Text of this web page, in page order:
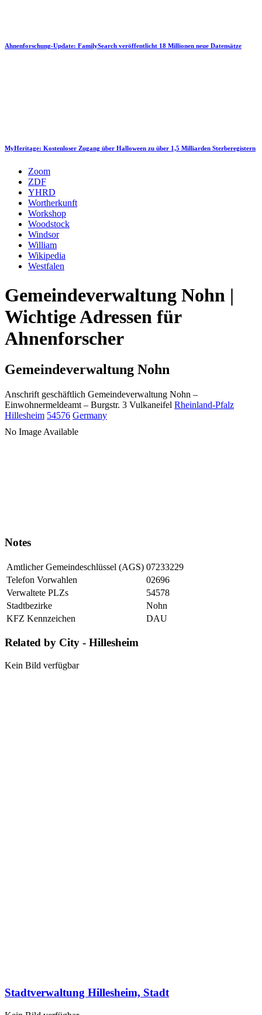
Ahnenforschung-Update: FamilySearch veröffentlicht 18 Millionen neue Datensätze
MyHeritage: Kostenloser Zugang über Halloween zu über 1,5 Milliarden Sterberegistern
Zoom
ZDF
YHRD
Wortherkunft
Workshop
Woodstock
Windsor
William
Wikipedia
Westfalen
Gemeindeverwaltung Nohn |
Wichtige Adressen für
Ahnenforscher
Gemeindeverwaltung Nohn
Anschrift geschäftlich Gemeindeverwaltung Nohn –
Einwohnermeldeamt – Burgstr. 3 Vulkaneifel Rheinland-Pfalz
Hillesheim 54576 Germany
No Image Available
Notes
Amtlicher Gemeindeschlüssel (AGS) 07233229
Telefon Vorwahlen
02696
Verwaltete PLZs
54578
Stadtbezirke
Nohn
KFZ Kennzeichen
DAU
Related by City - Hillesheim
Kein Bild verfügbar
Stadtverwaltung Hillesheim, Stadt